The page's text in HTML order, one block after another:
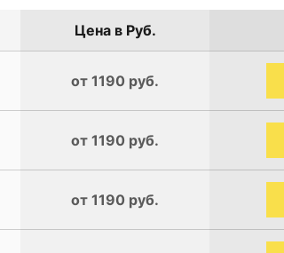
Цена в Руб.
от 1190 руб.
от 1190 руб.
от 1190 руб.